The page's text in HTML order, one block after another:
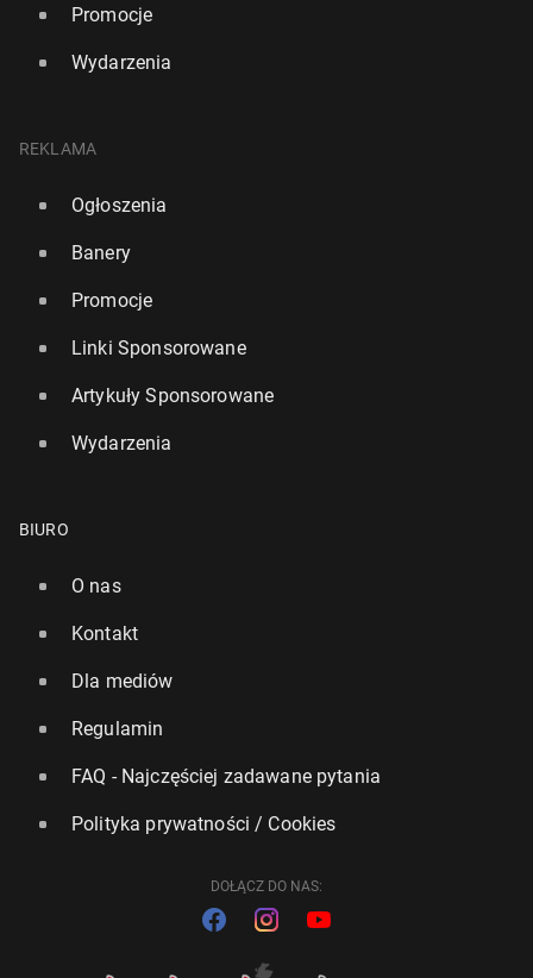
Promocje
Wydarzenia
REKLAMA
Ogłoszenia
Banery
Promocje
Linki Sponsorowane
Artykuły Sponsorowane
Wydarzenia
BIURO
O nas
Kontakt
Dla mediów
Regulamin
FAQ - Najczęściej zadawane pytania
Polityka prywatności / Cookies
DOŁĄCZ DO NAS: